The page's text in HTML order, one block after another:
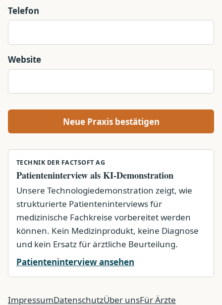
Telefon
Website
Neue Praxis bestätigen
TECHNIK DER FACTSOFT AG
Patienteninterview als KI-Demonstration
Unsere Technologiedemonstration zeigt, wie
strukturierte Patienteninterviews für
medizinische Fachkreise vorbereitet werden
können. Kein Medizinprodukt, keine Diagnose
und kein Ersatz für ärztliche Beurteilung.
Patienteninterview ansehen
ImpressumDatenschutzÜber unsFür Ärzte